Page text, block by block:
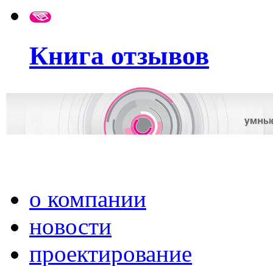
Книга отзывов
о компании
новости
проектирование